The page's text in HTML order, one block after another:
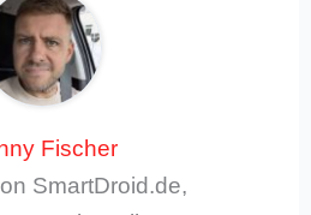
Fischer
SmartDroid.de,